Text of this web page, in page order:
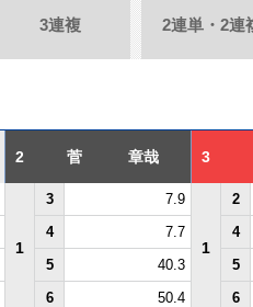
3連複 2連単・2連
2 菅 章哉 3
1
3 7.9
1
2
4 7.7
4
5 40.3
5
6 50.4 6